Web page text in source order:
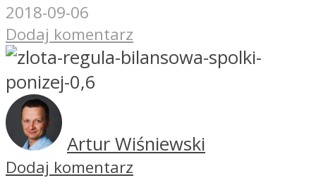
2018-09-06
Dodaj komentarz
Artur Wiśniewski
Dodaj komentarz